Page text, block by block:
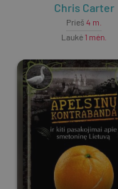
Chris Carter
Prieš 4 m.
Laukė 1 mėn.